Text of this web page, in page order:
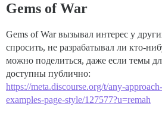
Gems of War
Gems of War вызывал интерес у
спросить, не разрабатывал ли кто-
можно поделиться, даже если темы
доступны публично:
https://meta.discourse.org/t/any-
examples-page-style/127577?u=remah